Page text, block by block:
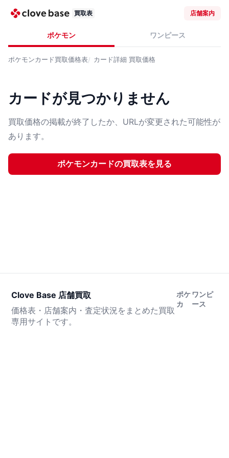
買取表 店舗案内
ポケモン ワンピース
ポケモンカード買取価格表 カード詳細 買取価格
カードが見つかりません
買取価格の掲載が終了したか、URLが変更された可能性が
あります。
ポケモンカードの買取表を見る
Clove Base 店舗買取
価格表・店舗案内・査定状況をまとめた買取
専用サイトです。
ポケ
カ
ワンピ
ース